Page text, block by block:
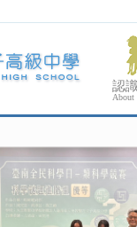
認
About